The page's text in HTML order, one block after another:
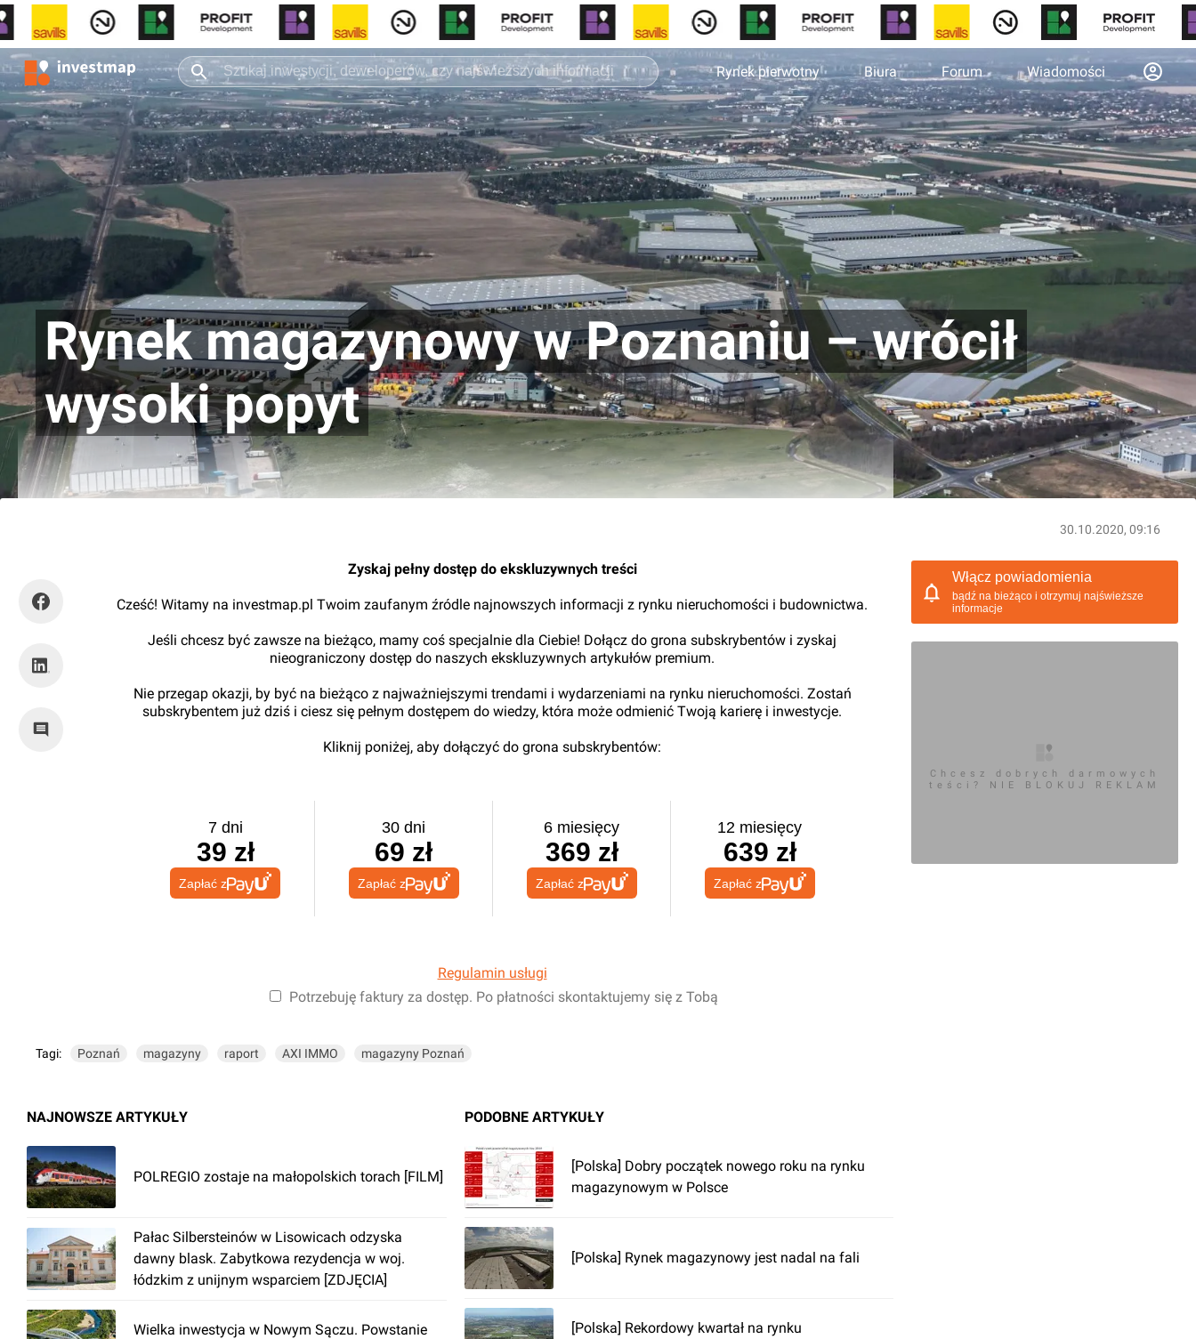
Rynek pierwotny Biura Forum Wiadomości
Rynek magazynowy w Poznaniu – wrócił
wysoki popyt
30.10.2020, 09:16
Zyskaj pełny dostęp do ekskluzywnych treści
Cześć! Witamy na investmap.pl Twoim zaufanym źródle najnowszych informacji z rynku nieruchomości i budownictwa.
Jeśli chcesz być zawsze na bieżąco, mamy coś specjalnie dla Ciebie! Dołącz do grona subskrybentów i zyskaj
nieograniczony dostęp do naszych ekskluzywnych artykułów premium.
Nie przegap okazji, by być na bieżąco z najważniejszymi trendami i wydarzeniami na rynku nieruchomości. Zostań
subskrybentem już dziś i ciesz się pełnym dostępem do wiedzy, która może odmienić Twoją karierę i inwestycje.
Kliknij poniżej, aby dołączyć do grona subskrybentów:
7 dni
39 zł
Zapłać z
30 dni
69 zł
Zapłać z
6 miesięcy
369 zł
Zapłać z
12 miesięcy
639 zł
Zapłać z
Regulamin usługi
Potrzebuję faktury za dostęp. Po płatności skontaktujemy się z Tobą
Tagi: Poznań magazyny raport AXI IMMO magazyny Poznań
NAJNOWSZE ARTYKUŁY
POLREGIO zostaje na małopolskich torach [FILM]
Pałac Silbersteinów w Lisowicach odzyska
dawny blask. Zabytkowa rezydencja w woj.
łódzkim z unijnym wsparciem [ZDJĘCIA]
Wielka inwestycja w Nowym Sączu. Powstanie
PODOBNE ARTYKUŁY
[Polska] Dobry początek nowego roku na rynku
magazynowym w Polsce
[Polska] Rynek magazynowy jest nadal na fali
[Polska] Rekordowy kwartał na rynku
Włącz powiadomienia
bądź na bieżąco i otrzymuj najświeższe
informacje
Chcesz dobrych darmowych
teści? NIE BLOKUJ REKLAM